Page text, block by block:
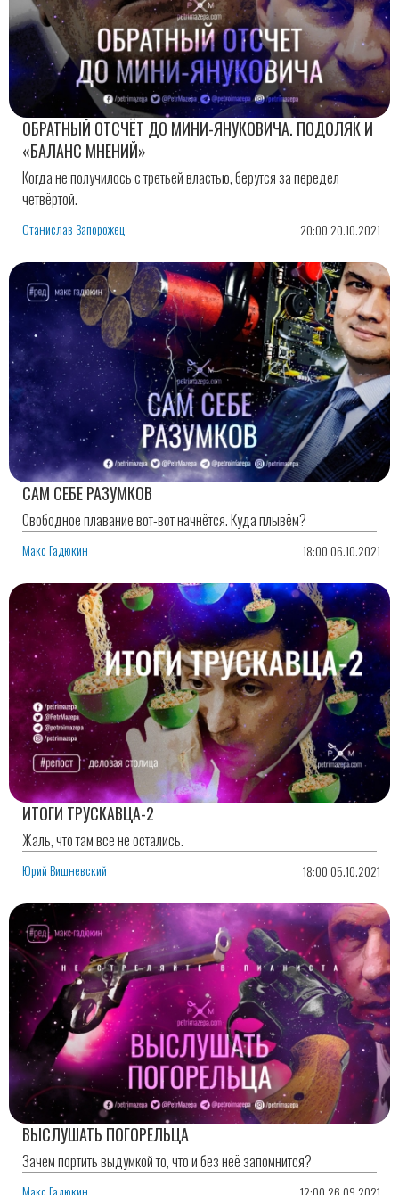
ОБРАТНЫЙ ОТСЧЁТ ДО МИНИ-ЯНУКОВИЧА. ПОДОЛЯК И
«БАЛАНС МНЕНИЙ»
Когда не получилось с третьей властью, берутся за передел
четвёртой.
Станислав Запорожец 20:00 20.10.2021
САМ СЕБЕ РАЗУМКОВ
Свободное плавание вот-вот начнётся. Куда плывём?
Макс Гадюкин 18:00 06.10.2021
ИТОГИ ТРУСКАВЦА-2
Жаль, что там все не остались.
Юрий Вишневский 18:00 05.10.2021
ВЫСЛУШАТЬ ПОГОРЕЛЬЦА
Зачем портить выдумкой то, что и без неё запомнится?
Макс Гадюкин